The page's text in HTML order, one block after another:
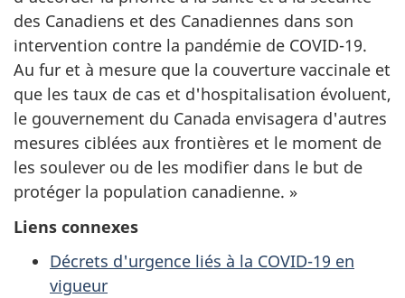
des Canadiens et des Canadiennes dans son
intervention contre la pandémie de COVID-19.
Au fur et à mesure que la couverture vaccinale et
que les taux de cas et d'hospitalisation évoluent,
le gouvernement du Canada envisagera d'autres
mesures ciblées aux frontières et le moment de
les soulever ou de les modifier dans le but de
protéger la population canadienne. »
Liens connexes
Décrets d'urgence liés à la COVID-19 en
vigueur